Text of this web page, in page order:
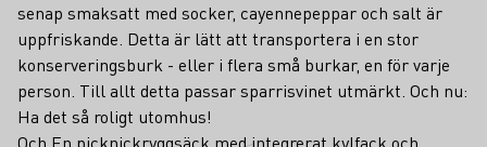
senap smaksatt med socker, cayennepeppar och salt är
uppfriskande. Detta är lätt att transportera i en stor
konserveringsburk - eller i flera små burkar, en för varje
person. Till allt detta passar sparrisvinet utmärkt. Och nu:
Ha det så roligt utomhus!
Och En picknickryggsäck med integrerat kylfack och